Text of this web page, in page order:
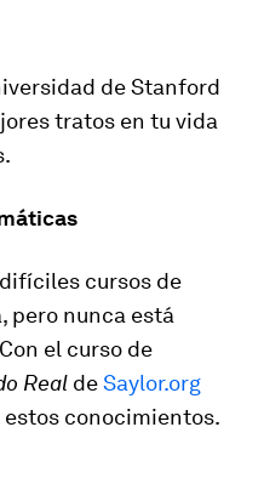
de Stanford
tratos en tu vida
cursos de
pero nunca está
el curso de
Real deSaylor.org
conocimientos.